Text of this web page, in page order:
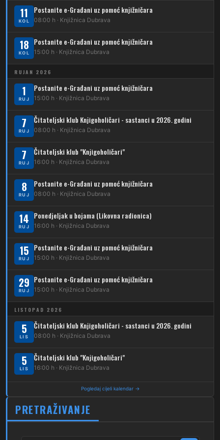
210 Dubrava – Stud. grad – Klin
213
214 Koledinečka – Resnički gaj
223 Dubrava – Trnovčica – Dubec
230 Dubrava – Granešinski Novaki
232 Dubrava – Jazbina
269
DUBEC
212
223 Dubec – Trnovčica – Dubrava
224 Dubec – Novoselec
261 Dubec – Sesvete – Goranec
262 Dubec – Sesvete – Planina Donja
263 Dubec – Sesvete–Kašina – Pl.Gornja
264 Dubec – Sesvete – Jesenovec
267
270 Dubec – Sesvete – Blaguša
272 Dubec – Sesvete – Moravče
273
34 Dubec – Ljubljanica – Noćna linija
Karta tramvajskih linija
11
KOL
Postanite e-Građani uz pomoć knjižničara
08:00 h · Knjižnica Dubrava
18
KOL
Postanite e-Građani uz pomoć knjižničara
15:00 h · Knjižnica Dubrava
RUJAN 2026
1
RUJ
Postanite e-Građani uz pomoć knjižničara
15:00 h · Knjižnica Dubrava
7
RUJ
Čitateljski klub Knjigoholičari - sastanci u 2026. godini
08:00 h · Knjižnica Dubrava
7
RUJ
Čitateljski klub "Knjigoholičari"
16:00 h · Knjižnica Dubrava
8
RUJ
Postanite e-Građani uz pomoć knjižničara
08:00 h · Knjižnica Dubrava
14
RUJ
Ponedjeljak u bojama (Likovna radionica)
16:00 h · Knjižnica Dubrava
15
RUJ
Postanite e-Građani uz pomoć knjižničara
15:00 h · Knjižnica Dubrava
29
RUJ
Postanite e-Građani uz pomoć knjižničara
15:00 h · Knjižnica Dubrava
LISTOPAD 2026
5
LIS
Čitateljski klub Knjigoholičari - sastanci u 2026. godini
08:00 h · Knjižnica Dubrava
5
LIS
Čitateljski klub "Knjigoholičari"
16:00 h · Knjižnica Dubrava
Pogledaj cijeli kalendar →
PRETRAŽIVANJE